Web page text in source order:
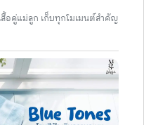
อคู่แม่ลูก เก็บทุกโมเมนต์สำคัญ